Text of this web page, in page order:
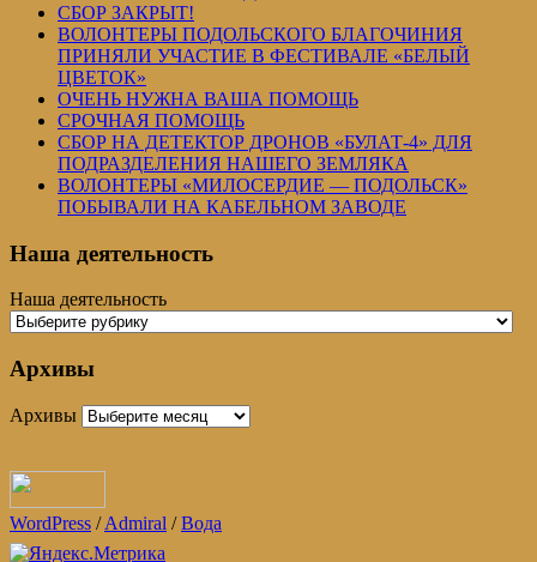
СБОР ЗАКРЫТ!
ВОЛОНТЕРЫ ПОДОЛЬСКОГО БЛАГОЧИНИЯ
ПРИНЯЛИ УЧАСТИЕ В ФЕСТИВАЛЕ «БЕЛЫЙ
ЦВЕТОК»
ОЧЕНЬ НУЖНА ВАША ПОМОЩЬ
СРОЧНАЯ ПОМОЩЬ
СБОР НА ДЕТЕКТОР ДРОНОВ «БУЛАТ-4» ДЛЯ
ПОДРАЗДЕЛЕНИЯ НАШЕГО ЗЕМЛЯКА
ВОЛОНТЕРЫ «МИЛОСЕРДИЕ — ПОДОЛЬСК»
ПОБЫВАЛИ НА КАБЕЛЬНОМ ЗАВОДЕ
Наша деятельность
Наша деятельность
Архивы
Архивы
WordPress /Admiral /Вода